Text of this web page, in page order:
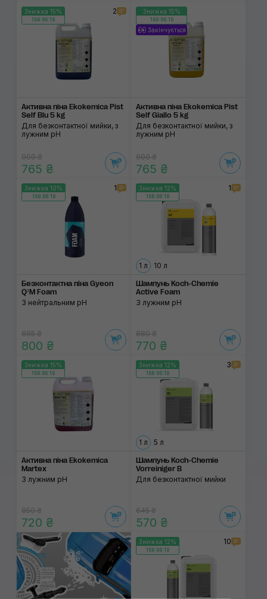
Знижка 15%
169:06:19
2
Активна піна Ekokemica Pist
Self Blu 5 kg
Для безконтактної мийки, з
лужним pH
900 ₴
765 ₴
Знижка 15%
169:06:19
Закінчується
Активна піна Ekokemica Pist
Self Giallo 5 kg
Для безконтактної мийки, з
лужним pH
900 ₴
765 ₴
Знижка 10%
169:06:19
1
Безконтактна піна Gyeon
Q²M Foam
З нейтральним pH
885 ₴
800 ₴
Знижка 12%
169:06:19
1
1 л 10 л
Шампунь Koch-Chemie
Active Foam
З лужним pH
880 ₴
770 ₴
Знижка 15%
169:06:19
Активна піна Ekokemica
Martex
З лужним pH
850 ₴
720 ₴
Знижка 12%
169:06:19
3
1 л 5 л
Шампунь Koch-Chemie
Vorreiniger В
Для безконтактної мийки
645 ₴
570 ₴
Знижка 12%
169:06:19
10